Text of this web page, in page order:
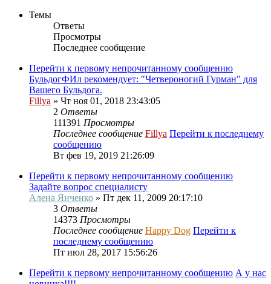
Темы
Ответы
Просмотры
Последнее сообщение
Перейти к первому непрочитанному сообщению
БульдогФИл рекомендует: "Четвероногий Гурман" для
Вашего Бульдога.
Fillya » Чт ноя 01, 2018 23:43:05
2 Ответы
111391 Просмотры
Последнее сообщение Fillya Перейти к последнему
сообщению
Вт фев 19, 2019 21:26:09
Перейти к первому непрочитанному сообщению
Задайте вопрос специалисту
Алена Янченко » Пт дек 11, 2009 20:17:10
3 Ответы
14373 Просмотры
Последнее сообщение Happy Dog Перейти к
последнему сообщению
Пт июл 28, 2017 15:56:26
Перейти к первому непрочитанному сообщению А у нас